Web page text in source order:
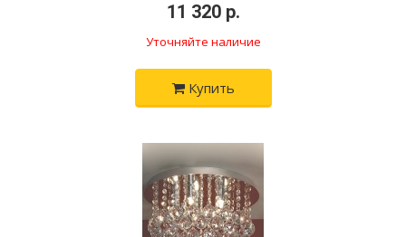
11 320 р.
Уточняйте наличие
Купить